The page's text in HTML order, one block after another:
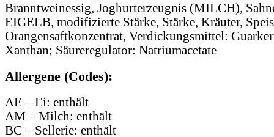
Branntweinessig, Joghurterzeugnis (MILCH),
EIGELB, modifizierte Stärke, Stärke, Kräuter,
Orangensaftkonzentrat, Verdickungsmittel:
Xanthan; Säureregulator: Natriumacetate
Allergene (Codes):
AE – Ei: enthält
AM – Milch: enthält
BC – Sellerie: enthält